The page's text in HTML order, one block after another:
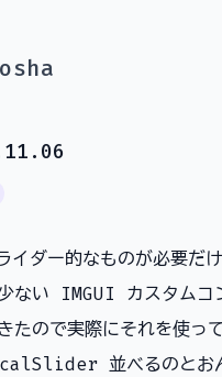
イダー的なものが必要だ
ない IMGUI カスタムコ
たので実際にそれを使っ
並べるのとおん